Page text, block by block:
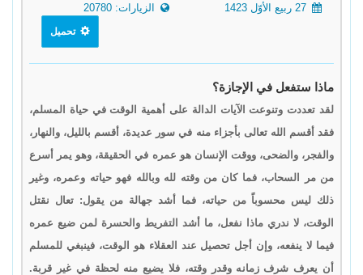
الزيارات: 20780
تحميل
ماذا ستفعل في الإجازة؟
لقد تعددت وتنوعت الآيات الدالة على أهمية الوقت في حياة المسلم،
فقد أقسم الله تعالى بأجزاء منه في سور عديدة، أقسم بالليل، والنهار،
والفجر، والضحى، ووقت الإنسان هو عمره في الحقيقة، وهو يمر أسرع
من مر السحاب، فما كان من وقته لله وبالله فهو حياته وعمره، وغير
ذلك ليس محسوباً من حياته، فما أشد جهالة من يقول: تعال نقتل
الوقت، لا ندري ماذا نفعل، ما أشد التفريط والحسرة لمن ضيع عمره
فيما لا ينفعه، وإن أجل تحصيل عند العقلاء هو الوقت، فينبغي للمسلم
أن يعرف شرف زمانه وقدر وقته، فلا يضيع منه لحظة في غير قربة.